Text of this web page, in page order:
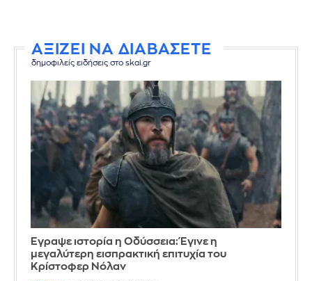
ΑΞΙΖΕΙ ΝΑ ΔΙΑΒΑΣΕΤΕ
δημοφιλείς ειδήσεις στο skai.gr
Έγραψε ιστορία η Οδύσσεια: Έγινε η
μεγαλύτερη εισπρακτική επιτυχία του
Κρίστοφερ Νόλαν